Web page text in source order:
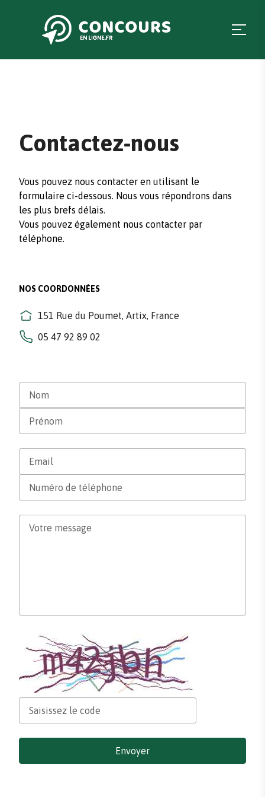
Contactez-nous
Vous pouvez nous contacter en utilisant le
formulaire ci-dessous. Nous vous répondrons dans
les plus brefs délais.
Vous pouvez également nous contacter par
téléphone.
NOS COORDONNÉES
151 Rue du Poumet, Artix, France
05 47 92 89 02
Envoyer